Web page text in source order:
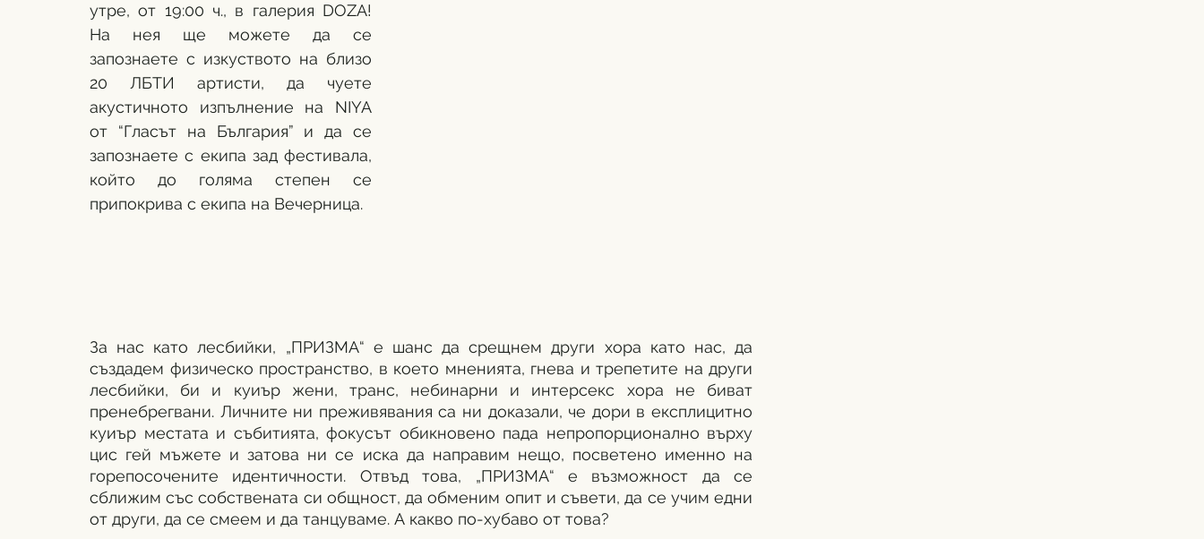
утре, от 19:00 ч., в галерия DOZA!
На нея ще можете да се
запознаете с изкуството на близо
20 ЛБТИ артисти, да чуете
акустичното изпълнение на NIYA
от “Гласът на България” и да се
запознаете с екипа зад фестивала,
който до голяма степен се
припокрива с екипа на Вечерница.
За нас като лесбийки, „ПРИЗМА“ е шанс да срещнем други хора като нас, да
създадем физическо пространство, в което мненията, гнева и трепетите на други
лесбийки, би и куиър жени, транс, небинарни и интерсекс хора не биват
пренебрегвани. Личните ни преживявания са ни доказали, че дори в експлицитно
куиър местата и събитията, фокусът обикновено пада непропорционално върху
цис гей мъжете и затова ни се иска да направим нещо, посветено именно на
горепосочените идентичности. Отвъд това, „ПРИЗМА“ е възможност да се
сближим със собствената си общност, да обменим опит и съвети, да се учим едни
от други, да се смеем и да танцуваме. А какво по-хубаво от това?